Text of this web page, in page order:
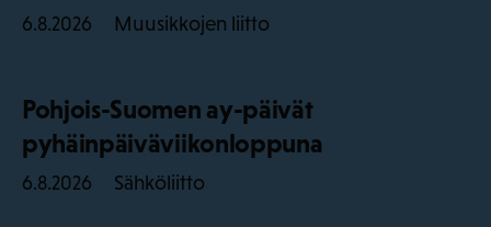
6.8.2026 Muusikkojen liitto
Pohjois-Suomen ay-päivät
pyhäinpäiväviikonloppuna
6.8.2026 Sähköliitto